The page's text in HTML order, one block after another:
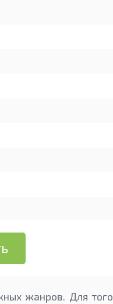
жанров. Для того